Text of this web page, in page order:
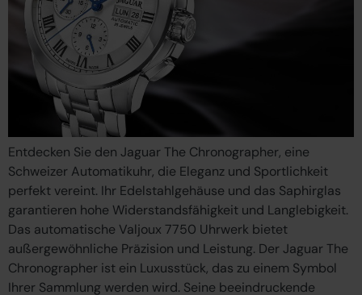
Entdecken Sie den Jaguar The Chronographer, eine
Schweizer Automatikuhr, die Eleganz und Sportlichkeit
perfekt vereint. Ihr Edelstahlgehäuse und das Saphirglas
garantieren hohe Widerstandsfähigkeit und Langlebigkeit.
Das automatische Valjoux 7750 Uhrwerk bietet
außergewöhnliche Präzision und Leistung. Der Jaguar The
Chronographer ist ein Luxusstück, das zu einem Symbol
Ihrer Sammlung werden wird. Seine beeindruckende